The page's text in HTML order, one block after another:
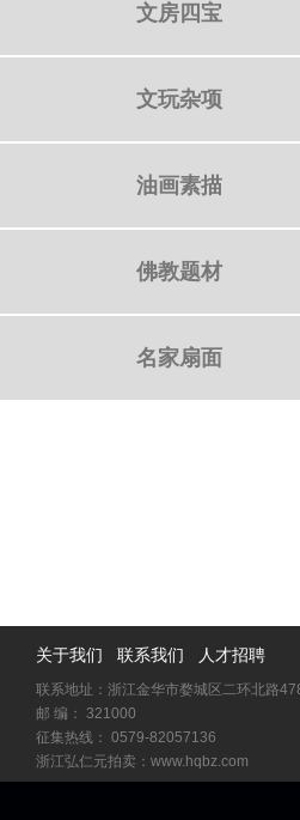
文房四宝
文玩杂项
油画素描
佛教题材
名家扇面
关于我们 联系我们 人才招聘
联系地址：浙江金华市婺城区二环北路
邮 编： 321000
征集热线： 0579-82057136
浙江弘仁元拍卖：www.hqbz.com